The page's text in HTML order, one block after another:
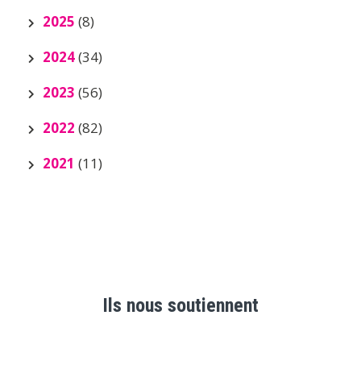
2025 (8)
2024(34)
2023 (56)
2022 (82)
2021 (11)
Ils nous soutiennent